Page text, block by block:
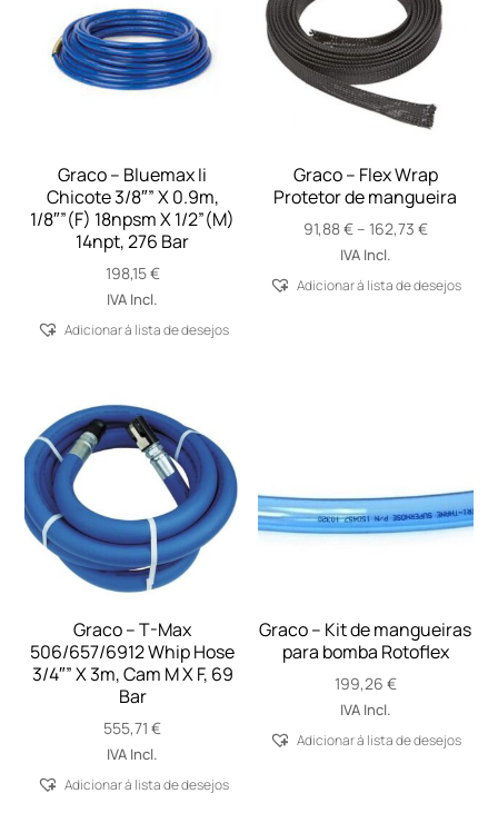
Graco – Bluemax Ii
Chicote 3/8″” X 0.9m,
1/8″”(F) 18npsm X 1/2”(M)
14npt, 276 Bar
198,15€
IVA Incl.
Adicionar á lista de desejos
Graco – Flex Wrap
Protetor de mangueira
91,88€ – 162,73 €Price
through
IVA Incl.
Adicionar á lista de desejos
Graco – T-Max
506/657/6912 Whip Hose
3/4″” X 3m, Cam M X F, 69
Bar
555,71€
IVA Incl.
Adicionar á lista de desejos
Graco – Kit de mangueiras
para bomba Rotoflex
199,26 €
IVA Incl.
Adicionar á lista de desejos